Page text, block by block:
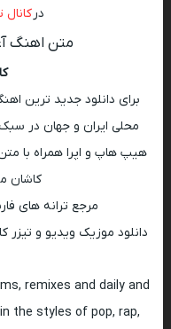
در کانال
متن اهنگ
برای دانلود جدید ترین
محلی ایران و جهان در سبک
کاشان
مرجع ترانه های
دانلود موزیک ویدیو و تیزر
remixes and daily and
the styles of pop, rap,